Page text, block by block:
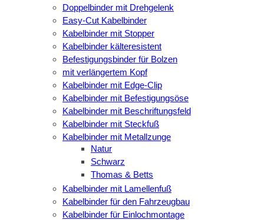
Doppelbinder mit Drehgelenk
Easy-Cut Kabelbinder
Kabelbinder mit Stopper
Kabelbinder kälteresistent
Befestigungsbinder für Bolzen
mit verlängertem Kopf
Kabelbinder mit Edge-Clip
Kabelbinder mit Befestigungsöse
Kabelbinder mit Beschriftungsfeld
Kabelbinder mit Steckfuß
Kabelbinder mit Metallzunge
Natur
Schwarz
Thomas & Betts
Kabelbinder mit Lamellenfuß
Kabelbinder für den Fahrzeugbau
Kabelbinder für Einlochmontage